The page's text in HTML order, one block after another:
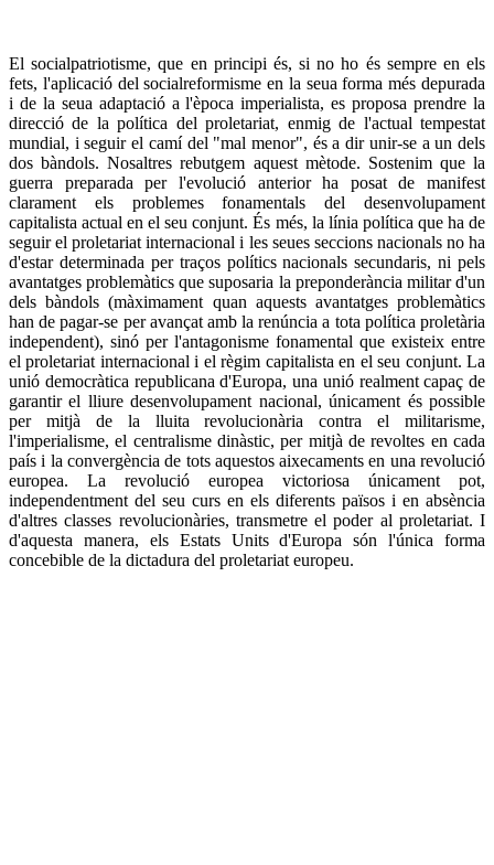
El socialpatriotisme, que en principi és, si no ho és sempre en els
fets, l'aplicació del socialreformisme en la seua forma més depurada
i de la seua adaptació a l'època imperialista, es proposa prendre la
direcció de la política del proletariat, enmig de l'actual tempestat
mundial, i seguir el camí del "mal menor", és a dir unir-se a un dels
dos bàndols. Nosaltres rebutgem aquest mètode. Sostenim que la
guerra preparada per l'evolució anterior ha posat de manifest
clarament els problemes fonamentals del desenvolupament
capitalista actual en el seu conjunt. És més, la línia política que ha de
seguir el proletariat internacional i les seues seccions nacionals no ha
d'estar determinada per traços polítics nacionals secundaris, ni pels
avantatges problemàtics que suposaria la preponderància militar d'un
dels bàndols (màximament quan aquests avantatges problemàtics
han de pagar-se per avançat amb la renúncia a tota política proletària
independent), sinó per l'antagonisme fonamental que existeix entre
el proletariat internacional i el règim capitalista en el seu conjunt. La
unió democràtica republicana d'Europa, una unió realment capaç de
garantir el lliure desenvolupament nacional, únicament és possible
per mitjà de la lluita revolucionària contra el militarisme,
l'imperialisme, el centralisme dinàstic, per mitjà de revoltes en cada
país i la convergència de tots aquestos aixecaments en una revolució
europea. La revolució europea victoriosa únicament pot,
independentment del seu curs en els diferents països i en absència
d'altres classes revolucionàries, transmetre el poder al proletariat. I
d'aquesta manera, els Estats Units d'Europa són l'única forma
concebible de la dictadura del proletariat europeu.